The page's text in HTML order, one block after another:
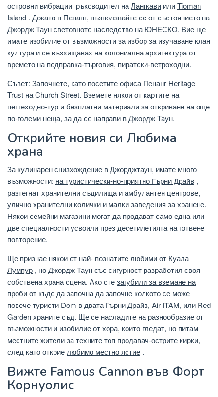
островни вибрации, ръководител наЛангкави илиTioman
Island . Докато в Пенанг, възползвайте се от състоянието на
Джордж Таун световното наследство на ЮНЕСКО. Вие ще
имате изобилие от възможности за избор за изучаване клан
култура и се възхищавах на колониална архитектура от
времето на подправка-търговия, пиратски-ветроходни.
Съвет: Започнете, като посетите офиса Пенанг Heritage
Trust на Church Street. Вземете някои от картите на
пешеходно-тур и безплатни материали за откриване на още
по-големи неща, за да се направи в Джордж Таун.
Открийте новия си Любима
храна
За кулинарен снизхождение в Джорджтаун, имате много
възможности: на туристически-но-приятно Гърни Драйв ,
разтегнат хранителни съдилища и амбулантен центрове,
улично хранителни колички и малки заведения за хранене.
Някои семейни магазини могат да продават само една или
две специалности усвоили през десетилетията на готвене
повторение.
Ще признае някои от най- познатите любими от Куала
Лумпур , но Джордж Таун със сигурност разработил своя
собствена храна сцена. Ако стезагубили за вземане на
проби от къде да започна да започне колкото се може
повече туристи Dom в двата Гърни Драйв, Air ITAM, или Red
Garden храните съд. Ще се насладите на разнообразие от
възможности и изобилие от хора, които гледат, но питам
местните жители за техните топ продавач-острите кирки,
след като открие любимо местно ястие .
Вижте Famous Cannon във Форт
Корнуолис